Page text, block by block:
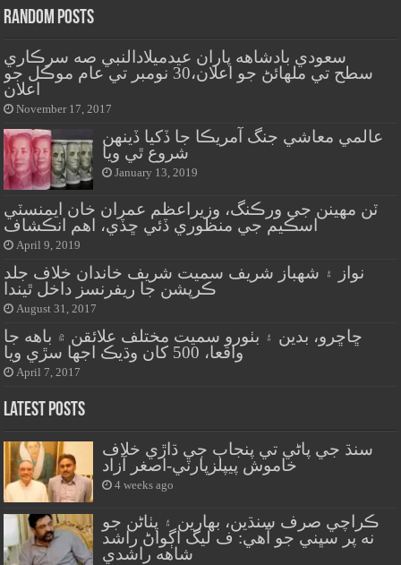
Random Posts
سعودي بادشاهه پاران عيدميلادالنبي صه سرڪاري
سطح تي ملهائڻ جو اعلان،30 نومبر تي عام موڪل جو
اعلان
November 17, 2017
عالمي معاشي جنگ آمريڪا جا ڏکيا ڏينهن
شروع ٿي ويا
January 13, 2019
ٽن مهينن جي ورڪنگ، وزيراعظم عمران خان ايمنسٽي
اسڪيم جي منظوري ڏئي ڇڏي، اهم انڪشاف
April 9, 2019
نواز ۽ شهباز شريف سميت شريف خاندان خلاف جلد
ڪرپشن جا ريفرنسز داخل ٿيندا
August 31, 2017
ڇاڇرو، بدين ۽ بٺورو سميت مختلف علائقن ۾ باهه جا
واقعا، 500 کان وڌيڪ اجها سڙي ويا
April 7, 2017
Latest Posts
سنڌ جي پاڻي تي پنجاب جي ڌاڙي خلاف
خاموش پيپلزپارٽي-اصغر آزاد
4 weeks ago
ڪراچي صرف سنڌين، بهارين ۽ پٺاڻن جو
نه پر سڀني جو آهي: ف ليگ اڳواڻ راشد
شاهه راشدي